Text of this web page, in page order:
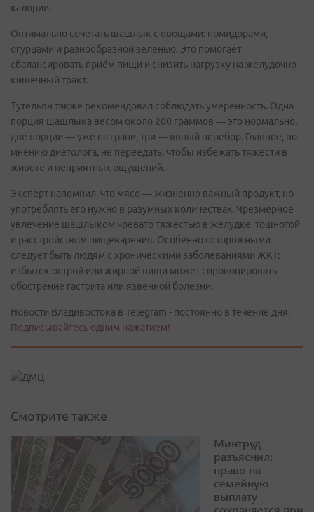
калории.
Оптимально сочетать шашлык с овощами: помидорами,
огурцами и разнообразной зеленью. Это помогает
сбалансировать приём пищи и снизить нагрузку на желудочно-
кишечный тракт.
Тутельян также рекомендовал соблюдать умеренность. Одна
порция шашлыка весом около 200 граммов — это нормально,
две порции — уже на грани, три — явный перебор. Главное, по
мнению диетолога, не переедать, чтобы избежать тяжести в
животе и неприятных ощущений.
Эксперт напомнил, что мясо — жизненно важный продукт, но
употреблять его нужно в разумных количествах. Чрезмерное
увлечение шашлыком чревато тяжестью в желудке, тошнотой
и расстройством пищеварения. Особенно осторожными
следует быть людям с хроническими заболеваниями ЖКТ:
избыток острой или жирной пищи может спровоцировать
обострение гастрита или язвенной болезни.
Новости Владивостока в Telegram - постоянно в течение дня.
Подписывайтесь одним нажатием!
Смотрите также
Минтруд
разъяснил:
право на
семейную
выплату